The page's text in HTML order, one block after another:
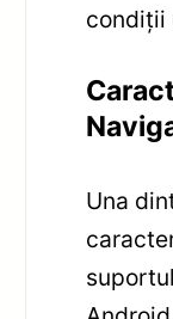
condiții
Una